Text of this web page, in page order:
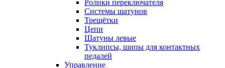
Ролики переключателя
Системы шатунов
Трещётки
Цепи
Шатуны левые
Туклипсы, шипы для контактных
педалей
Управление